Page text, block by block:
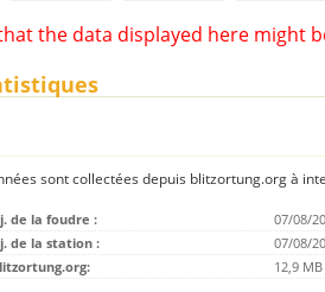
the data displayed here might
sont collectées depuis blitzortung.org à
de la foudre :
07/08/
de la station :
07/08/
12,9